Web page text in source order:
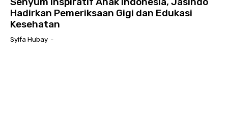
Hadirkan Pemeriksaan Gigi dan Edukasi
Kesehatan
Syifa Hubay -